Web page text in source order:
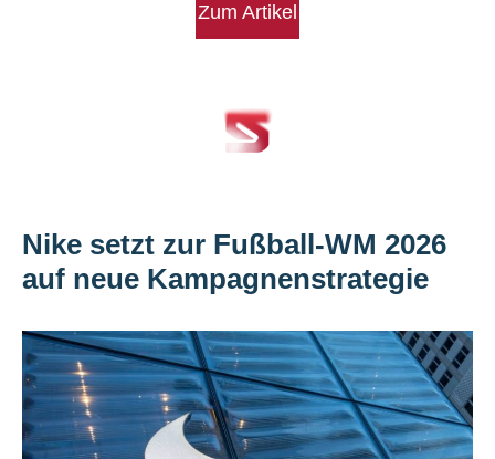
Zum Artikel
Nike setzt zur Fußball-WM 2026
auf neue Kampagnenstrategie